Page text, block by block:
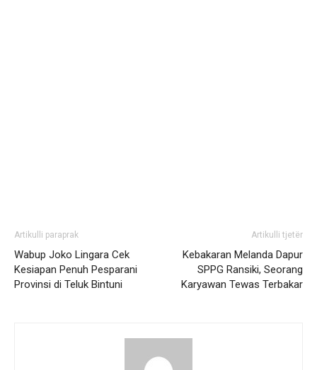
Artikulli paraprak
Wabup Joko Lingara Cek
Kesiapan Penuh Pesparani
Provinsi di Teluk Bintuni
Artikulli tjetër
Kebakaran Melanda Dapur
SPPG Ransiki, Seorang
Karyawan Tewas Terbakar